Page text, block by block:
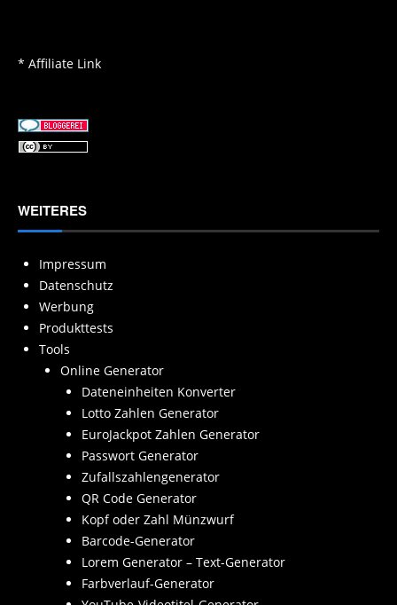
* Affiliate Link
WEITERES
Impressum
Datenschutz
Werbung
Produkttests
Tools
Online Generator
Dateneinheiten Konverter
Lotto Zahlen Generator
EuroJackpot Zahlen Generator
Passwort Generator
Zufallszahlengenerator
QR Code Generator
Kopf oder Zahl Münzwurf
Barcode-Generator
Lorem Generator – Text-Generator
Farbverlauf-Generator